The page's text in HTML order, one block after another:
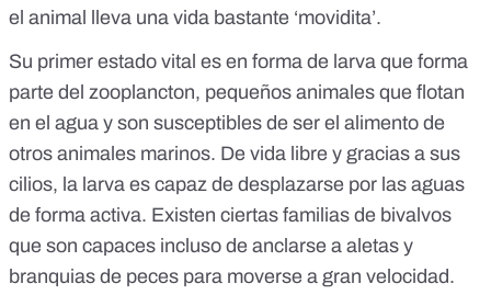
el animal lleva una vida bastante ‘movidita’.
Su primer estado vital es en forma de larva que forma
parte del zooplancton, pequeños animales que flotan
en el agua y son susceptibles de ser el alimento de
otros animales marinos. De vida libre y gracias a sus
cilios, la larva es capaz de desplazarse por las aguas
de forma activa. Existen ciertas familias de bivalvos
que son capaces incluso de anclarse a aletas y
branquias de peces para moverse a gran velocidad.